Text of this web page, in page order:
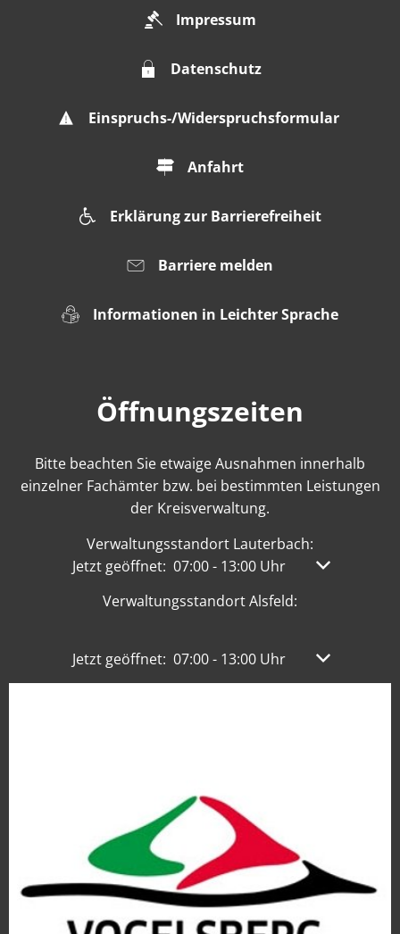
Impressum
Datenschutz
Einspruchs-/Widerspruchsformular
Anfahrt
Erklärung zur Barrierefreiheit
Barriere melden
Informationen in Leichter Sprache
Öffnungszeiten
Bitte beachten Sie etwaige Ausnahmen innerhalb
einzelner Fachämter bzw. bei bestimmten Leistungen
der Kreisverwaltung.
Verwaltungsstandort Lauterbach:
Klicken, um weitere Öffnungs- oder
Jetzt geöffnet: 07:00- 13:00Uhr
Von 07:00
Verwaltungsstandort Alsfeld:
Klicken, um weitere Öffnungs- oder
Jetzt geöffnet: 07:00- 13:00Uhr Von 07:00